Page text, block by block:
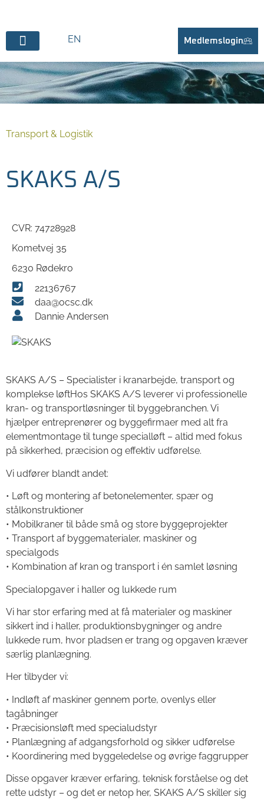
EN Medlemslogin
Transport & Logistik
SKAKS A/S
CVR: 74728928
Kometvej 35
6230 Rødekro
22136767
daa@ocsc.dk
Dannie Andersen
SKAKS A/S – Specialister i kranarbejde, transport og
komplekse løftHos SKAKS A/S leverer vi professionelle
kran- og transportløsninger til byggebranchen. Vi
hjælper entreprenører og byggefirmaer med alt fra
elementmontage til tunge specialløft – altid med fokus
på sikkerhed, præcision og effektiv udførelse.
Vi udfører blandt andet:
• Løft og montering af betonelementer, spær og
stålkonstruktioner
• Mobilkraner til både små og store byggeprojekter
• Transport af byggematerialer, maskiner og
specialgods
• Kombination af kran og transport i én samlet løsning
Specialopgaver i haller og lukkede rum
Vi har stor erfaring med at få materialer og maskiner
sikkert ind i haller, produktionsbygninger og andre
lukkede rum, hvor pladsen er trang og opgaven kræver
særlig planlægning.
Her tilbyder vi:
• Indløft af maskiner gennem porte, ovenlys eller
tagåbninger
• Præcisionsløft med specialudstyr
• Planlægning af adgangsforhold og sikker udførelse
• Koordinering med byggeledelse og øvrige faggrupper
Disse opgaver kræver erfaring, teknisk forståelse og det
rette udstyr – og det er netop her, SKAKS A/S skiller sig